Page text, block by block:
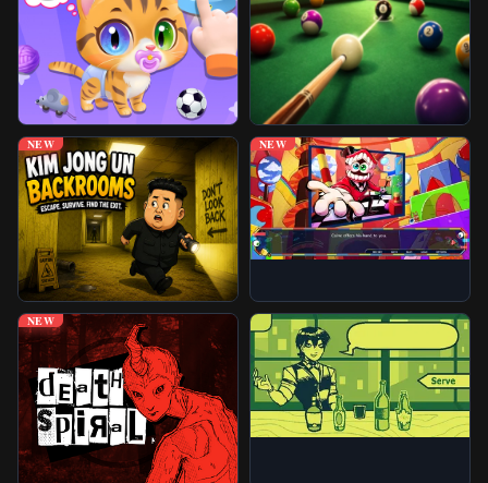
Juegos Desbloqueados
Más Juegos
NEW NEW
NEW